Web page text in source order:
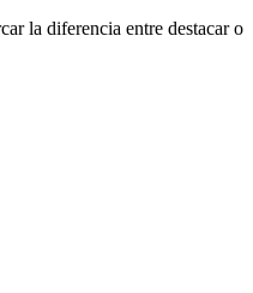
la diferencia entre destacar o